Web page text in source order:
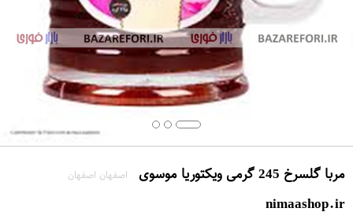
مربا گلسرخ 245 گرمی ویکتوریا موسوی اصفهان اصفهان
nimaashop.ir